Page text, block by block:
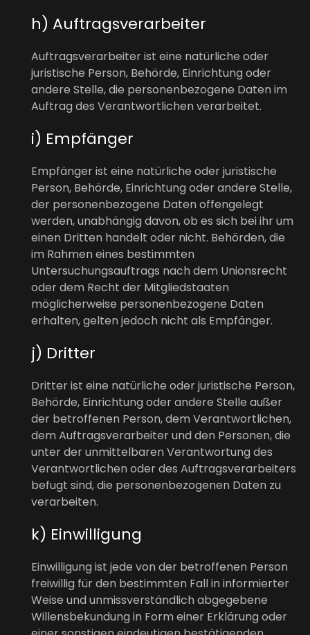
h) Auftragsverarbeiter
Auftragsverarbeiter ist eine natürliche oder
juristische Person, Behörde, Einrichtung oder
andere Stelle, die personenbezogene Daten im
Auftrag des Verantwortlichen verarbeitet.
i) Empfänger
Empfänger ist eine natürliche oder juristische
Person, Behörde, Einrichtung oder andere Stelle,
der personenbezogene Daten offengelegt
werden, unabhängig davon, ob es sich bei ihr um
einen Dritten handelt oder nicht. Behörden, die
im Rahmen eines bestimmten
Untersuchungsauftrags nach dem Unionsrecht
oder dem Recht der Mitgliedstaaten
möglicherweise personenbezogene Daten
erhalten, gelten jedoch nicht als Empfänger.
j) Dritter
Dritter ist eine natürliche oder juristische Person,
Behörde, Einrichtung oder andere Stelle außer
der betroffenen Person, dem Verantwortlichen,
dem Auftragsverarbeiter und den Personen, die
unter der unmittelbaren Verantwortung des
Verantwortlichen oder des Auftragsverarbeiters
befugt sind, die personenbezogenen Daten zu
verarbeiten.
k) Einwilligung
Einwilligung ist jede von der betroffenen Person
freiwillig für den bestimmten Fall in informierter
Weise und unmissverständlich abgegebene
Willensbekundung in Form einer Erklärung oder